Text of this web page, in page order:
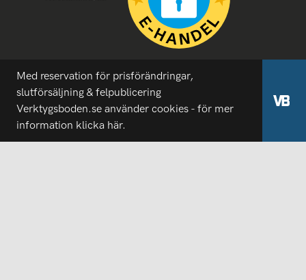
Med reservation för prisförändringar,
slutförsäljning & felpublicering
Verktygsboden.se använder cookies - för mer
information klicka här.